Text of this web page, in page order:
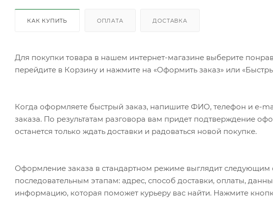
КАК КУПИТЬ ОПЛАТА ДОСТАВКА
Для покупки товара в нашем интернет-магазине выберите
перейдите в Корзину и нажмите на «Оформить заказ» или
Когда оформляете быстрый заказ, напишите ФИО, телефон и e-
заказа. По результатам разговора вам придет подтверждение
останется только ждать доставки и радоваться новой покупке.
Оформление заказа в стандартном режиме выглядит
последовательным этапам: адрес, способ доставки, оплаты,
информацию, которая поможет курьеру вас найти. Нажмите